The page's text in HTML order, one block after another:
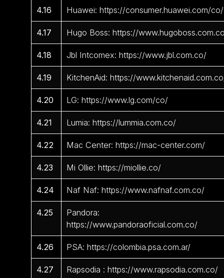
4.16 Huawei: https://consumer.huawei.com/co/
4.17 Hugo Boss: https://
4.18 Jbl Intcomex: https://www.jbl.com.co/
4.19 KitchenAid: https://
4.20 LG: https://www.lg.com/co/
4.21 Lumia: https://lummia.com.co/
4.22 Mac Center: https://mac-center.com/
4.23 Mi Ollie: https://miollie.co/
4.24 Naf Naf: https://www.nafnaf.com.co/
4.25
Pandora:
https://www.pandoraoficial.com.co/
4.26 PSA: https://colombia.psa.com.ar/
4.27 Rapsodia : https://www.rapsodia.com.co/